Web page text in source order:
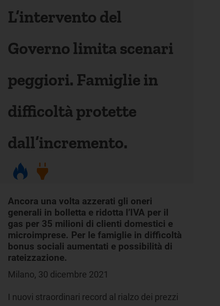
L’intervento del
Governo limita scenari
peggiori. Famiglie in
difficoltà protette
dall’incremento.
Ancora una volta azzerati gli oneri
generali in bolletta e ridotta l’IVA per il
gas per 35 milioni di clienti domestici e
microimprese. Per le famiglie in difficoltà
bonus sociali aumentati e possibilità di
rateizzazione.
Milano, 30 dicembre 2021
I nuovi straordinari record al rialzo dei prezzi